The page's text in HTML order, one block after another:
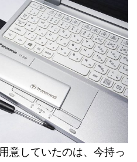
意していたのは、今持っ